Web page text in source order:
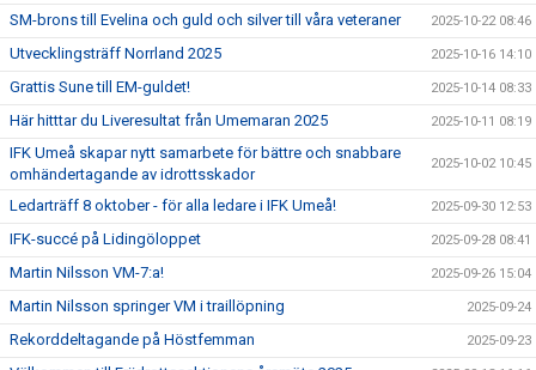
SM-brons till Evelina och guld och silver till våra veteraner 2025-10-22 08:46
Utvecklingsträff Norrland 2025 2025-10-16 14:10
Grattis Sune till EM-guldet! 2025-10-14 08:33
Här hitttar du Liveresultat från Umemaran 2025 2025-10-11 08:19
IFK Umeå skapar nytt samarbete för bättre och snabbare
omhändertagande av idrottsskador
2025-10-02 10:45
Ledarträff 8 oktober - för alla ledare i IFK Umeå! 2025-09-30 12:53
IFK-succé på Lidingöloppet 2025-09-28 08:41
Martin Nilsson VM-7:a! 2025-09-26 15:04
Martin Nilsson springer VM i traillöpning 2025-09-24
Rekorddeltagande på Höstfemman 2025-09-23